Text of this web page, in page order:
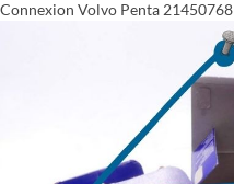
Connexion Volvo Penta 21450768